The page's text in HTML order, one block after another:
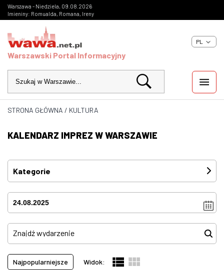
Warszawa - Niedziela, 09.08.2026
Imieniny: Romualda, Romana, Ireny
Warszawski Portal Informacyjny
PL
WIADOMOŚCI
INWESTYCJE
IMPREZY
KULTURA
ZDJĘCIA
W WARSZAWIE
STRONA GŁÓWNA / KULTURA
KALENDARZ IMPREZ W WARSZAWIE
Kategorie
Festiwale
(0)
(0)
Pokazy filmowe
(0)
Spektakle
Najpopularniejsze Widok: